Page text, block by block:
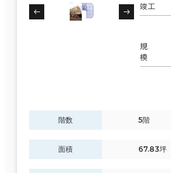
竣工
規
模
階数 5階
面積 67.83坪